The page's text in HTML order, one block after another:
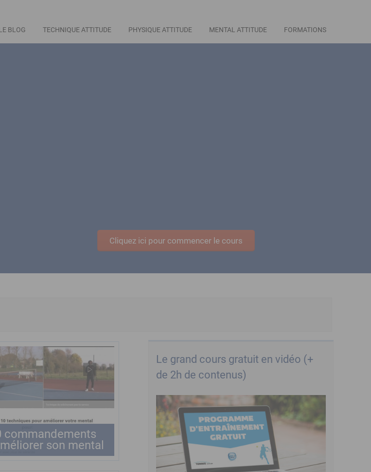
BLOG TECHNIQUE ATTITUDE PHYSIQUE ATTITUDE MENTAL ATTITUDE FORMATIONS
Cliquez ici pour commencer le cours
commandements
son mental
Le grand cours gratuit en vidéo (+
de 2h de contenus)